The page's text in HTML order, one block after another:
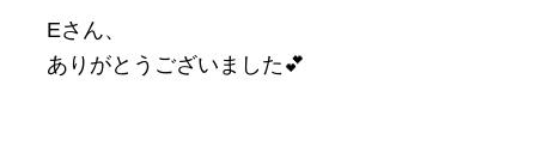
Eさん、
ありがとうございました💕